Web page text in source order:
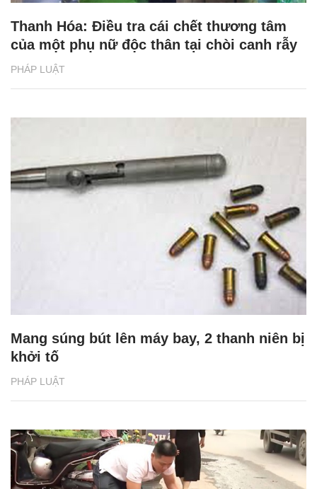
PHÁP LUẬT
Thanh Hóa: Điều tra cái chết thương tâm
của một phụ nữ độc thân tại chòi canh rẫy
PHÁP LUẬT
Mang súng bút lên máy bay, 2 thanh niên bị
khởi tố